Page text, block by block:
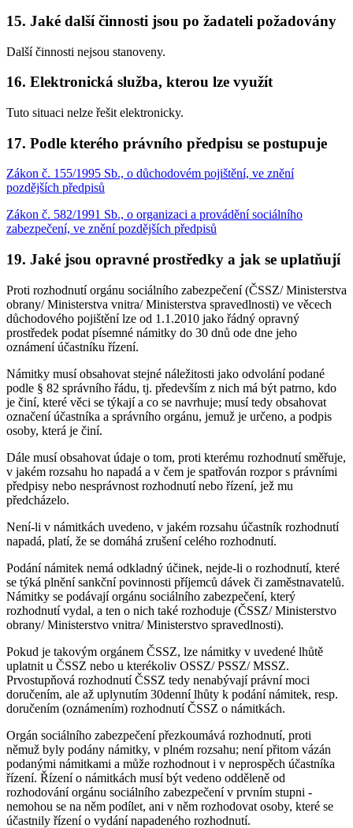
15. Jaké další činnosti jsou po žadateli požadovány
Další činnosti nejsou stanoveny.
16. Elektronická služba, kterou lze využít
Tuto situaci nelze řešit elektronicky.
17. Podle kterého právního předpisu se postupuje
Zákon č. 155/1995 Sb., o důchodovém pojištění, ve znění
pozdějších předpisů
Zákon č. 582/1991 Sb., o organizaci a provádění sociálního
zabezpečení, ve znění pozdějších předpisů
19. Jaké jsou opravné prostředky a jak se uplatňují
Proti rozhodnutí orgánu sociálního zabezpečení (ČSSZ/ Ministerstva
obrany/ Ministerstva vnitra/ Ministerstva spravedlnosti) ve věcech
důchodového pojištění lze od 1.1.2010 jako řádný opravný
prostředek podat písemné námitky do 30 dnů ode dne jeho
oznámení účastníku řízení.
Námitky musí obsahovat stejné náležitosti jako odvolání podané
podle § 82 správního řádu, tj. především z nich má být patrno, kdo
je činí, které věci se týkají a co se navrhuje; musí tedy obsahovat
označení účastníka a správního orgánu, jemuž je určeno, a podpis
osoby, která je činí.
Dále musí obsahovat údaje o tom, proti kterému rozhodnutí směřuje,
v jakém rozsahu ho napadá a v čem je spatřován rozpor s právními
předpisy nebo nesprávnost rozhodnutí nebo řízení, jež mu
předcházelo.
Není-li v námitkách uvedeno, v jakém rozsahu účastník rozhodnutí
napadá, platí, že se domáhá zrušení celého rozhodnutí.
Podání námitek nemá odkladný účinek, nejde-li o rozhodnutí, které
se týká plnění sankční povinnosti příjemců dávek či zaměstnavatelů.
Námitky se podávají orgánu sociálního zabezpečení, který
rozhodnutí vydal, a ten o nich také rozhoduje (ČSSZ/ Ministerstvo
obrany/ Ministerstvo vnitra/ Ministerstvo spravedlnosti).
Pokud je takovým orgánem ČSSZ, lze námitky v uvedené lhůtě
uplatnit u ČSSZ nebo u kterékoliv OSSZ/ PSSZ/ MSSZ.
Prvostupňová rozhodnutí ČSSZ tedy nenabývají právní moci
doručením, ale až uplynutím 30denní lhůty k podání námitek, resp.
doručením (oznámením) rozhodnutí ČSSZ o námitkách.
Orgán sociálního zabezpečení přezkoumává rozhodnutí, proti
němuž byly podány námitky, v plném rozsahu; není přitom vázán
podanými námitkami a může rozhodnout i v neprospěch účastníka
řízení. Řízení o námitkách musí být vedeno odděleně od
rozhodování orgánu sociálního zabezpečení v prvním stupni -
nemohou se na něm podílet, ani v něm rozhodovat osoby, které se
účastnily řízení o vydání napadeného rozhodnutí.